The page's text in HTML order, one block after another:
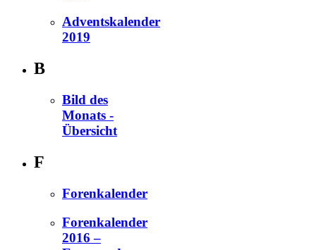
Adventskalender
2019
B
Bild des
Monats -
Übersicht
F
Forenkalender
Forenkalender
2016 –